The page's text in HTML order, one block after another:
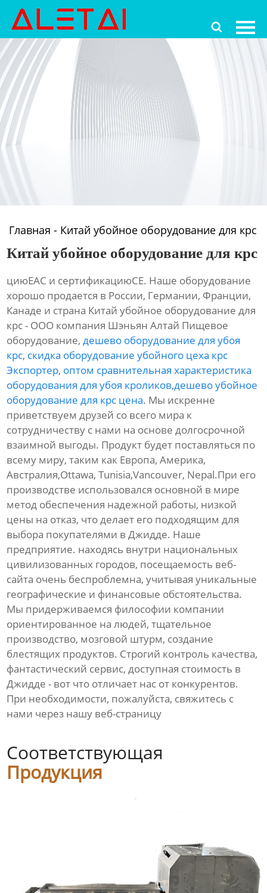

Главная
Продукция
Новости
О Hас
Контакты
Главная - Китай убойное оборудование для крс
Китай убойное оборудование для крс
циюЕАС и сертификациюСЕ. Наше оборудование
хорошо продается в России, Германии, Франции,
Канаде и страна Китай убойное оборудование для
крс - ООО компания Шэньян Алтай Пищевое
оборудование,дешево оборудование для убоя
крс, скидка оборудование убойного цеха крс
Экспортер, оптом сравнительная характеристика
оборудования для убоя кроликов,дешево убойное
оборудование для крс цена. Мы искренне
приветствуем друзей со всего мира к
сотрудничеству с нами на основе долгосрочной
взаимной выгоды. Продукт будет поставляться по
всему миру, таким как Европа, Америка,
Австралия,Ottawa, Tunisia,Vancouver, Nepal.При его
производстве использовался основной в мире
метод обеспечения надежной работы, низкой
цены на отказ, что делает его подходящим для
выбора покупателями в Джидде. Наше
предприятие. находясь внутри национальных
цивилизованных городов, посещаемость веб-
сайта очень беспроблемна, учитывая уникальные
географические и финансовые обстоятельства.
Мы придерживаемся философии компании
ориентированное на людей, тщательное
производство, мозговой штурм, создание
блестящих продуктов. Строгий контроль качества,
фантастический сервис, доступная стоимость в
Джидде - вот что отличает нас от конкурентов.
При необходимости, пожалуйста, свяжитесь с
нами через нашу веб-страницу
Соответствующая
Продукция